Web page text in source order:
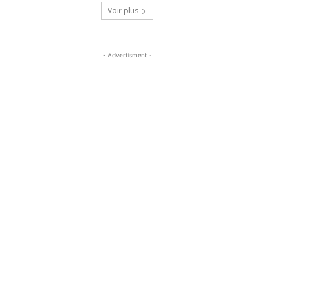
Voir plus
- Advertisment -